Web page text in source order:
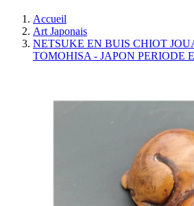
Accueil
Art Japonais
NETSUKE EN BUIS CHIOT
TOMOHISA - JAPON PERIODE